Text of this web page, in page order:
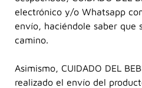
electrónico y/o Whatsapp
envío, haciéndole saber que
camino.
Asimismo, CUIDADO DEL
realizado el envío del